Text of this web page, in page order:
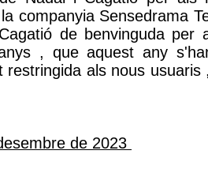
companyia Sensedrama
de benvinguda per
, que aquest any
restringida als nous
de 2023